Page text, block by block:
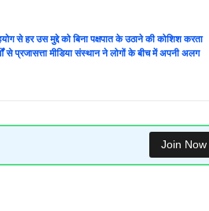
से हर उस मुद्दे को बिना पक्षपात के उठाने की कोशिश करता
से प्रजासत्ता मीडिया संस्थान ने लोगों के बीच में अपनी अलग
Join Now